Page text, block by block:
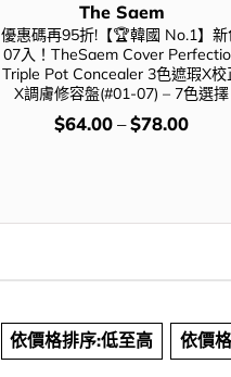
The Saem
優惠碼再95折!【🏆韓國 No.1】新
07入！TheSaem Cover
Triple Pot Concealer 3色遮瑕X校
X調膚修容盤(#01-07) – 7色選擇
價
錢：
$64.00–$78.00
依價格排序:低至高 依價